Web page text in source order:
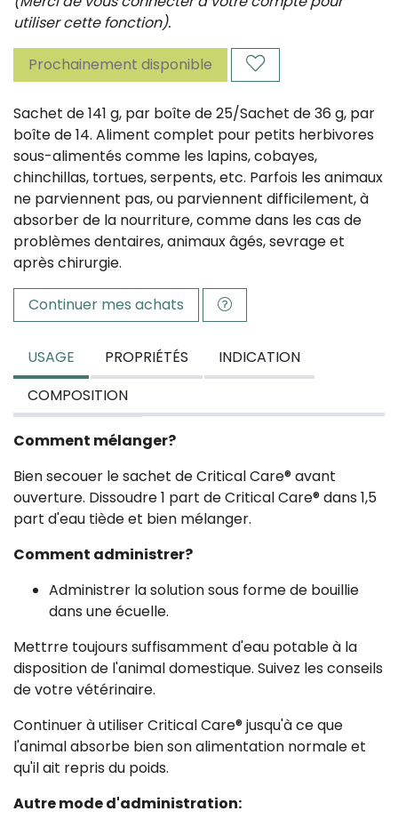
utiliser cette fonction).
Prochainement disponible
Sachet de 141 g, par boîte de 25/Sachet de 36 g, par
boîte de 14. Aliment complet pour petits herbivores
sous-alimentés comme les lapins, cobayes,
chinchillas, tortues, serpents, etc. Parfois les animaux
ne parviennent pas, ou parviennent difficilement, à
absorber de la nourriture, comme dans les cas de
problèmes dentaires, animaux âgés, sevrage et
après chirurgie.
Continuer mes achats
USAGE PROPRIÉTÉS
INDICATION
COMPOSITION
Comment mélanger?
Bien secouer le sachet de Critical Care® avant
ouverture. Dissoudre 1 part de Critical Care® dans 1,5
part d'eau tiède et bien mélanger.
Comment administrer?
Administrer la solution sous forme de bouillie
dans une écuelle.
Mettrre toujours suffisamment d'eau potable à la
disposition de l'animal domestique. Suivez les conseils
de votre vétérinaire.
Continuer à utiliser Critical Care® jusqu'à ce que
l'animal absorbe bien son alimentation normale et
qu'il ait repris du poids.
Autre mode d'administration: